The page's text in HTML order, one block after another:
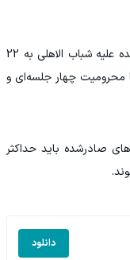
به این ترتیب مجموع جریمه‌های مالی اعمال شده علیه شباب الاهلی به 22
محرومیت چهار جلسه‌ای و
صادرشده باید حداکثر
دانلود